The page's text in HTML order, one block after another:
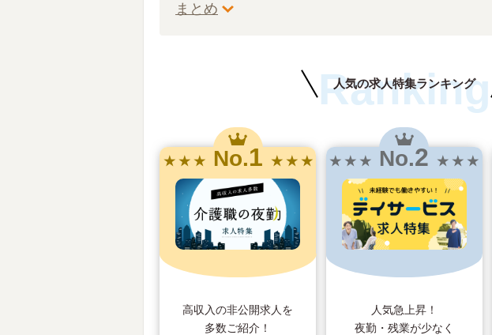
まとめ
人気の求人特集ランキング
Ranking
★ ★ ★ No.1 ★ ★ ★
高収入の非公開求人を
多数ご紹介！
★ ★ ★ No.2 ★ ★ ★
人気急上昇！
夜勤・残業が少なく